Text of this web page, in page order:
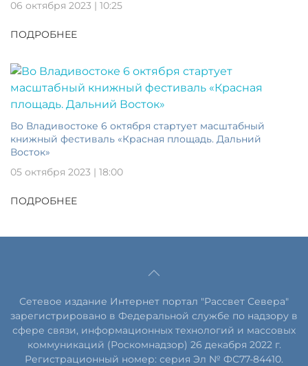
06 октября 2023 | 10:25
ПОДРОБНЕЕ
Во Владивостоке 6 октября стартует масштабный
книжный фестиваль «Красная площадь. Дальний
Восток»
05 октября 2023 | 18:00
ПОДРОБНЕЕ
Сетевое издание Интернет портал "Рассвет Севера"
зарегистрировано в Федеральной службе по надзору в
сфере связи, информационных технологий и массовых
коммуникаций (Роскомнадзор) 26 декабря 2022 г.
Регистрационный номер: серия Эл № ФС77-84410.